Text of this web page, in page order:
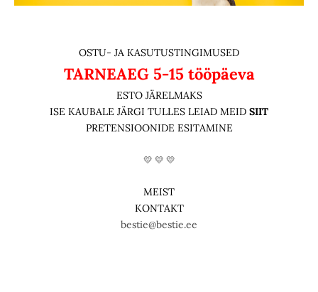
OSTU- JA KASUTUSTINGIMUSED
TARNEAEG 5-15 tööpäeva
ESTO JÄRELMAKS
ISE KAUBALE JÄRGI TULLES LEIAD MEID SIIT
PRETENSIOONIDE ESITAMINE
💛 💛 💛
MEIST
KONTAKT
bestie@bestie.ee